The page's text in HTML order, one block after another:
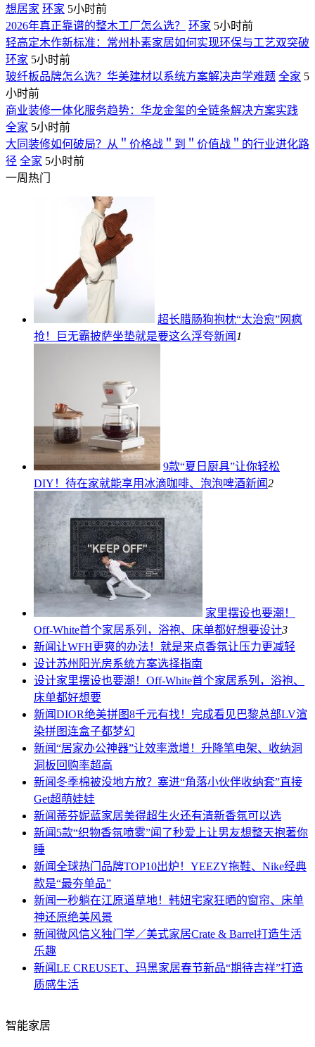
想居家 环家 5小时前
2026年真正靠谱的整木工厂怎么选？
环家 5小时前
轻高定木作新标准：常州朴素家居如何实现环保与工艺双突破
环家 5小时前
玻纤板品牌怎么选？华美建材以系统方案解决声学难题 全家 5
小时前
商业装修一体化服务趋势：华龙金玺的全链条解决方案实践
全家 5小时前
大同装修如何破局？从＂价格战＂到＂价值战＂的行业进化路
径 全家 5小时前
一周热门
超长腊肠狗抱枕“太治愈”网疯
抢！巨无霸披萨坐垫就是要这么浮夸新闻 1
9款“夏日厨具”让你轻松
DIY！待在家就能享用冰滴咖啡、泡泡啤酒新闻2
家里摆设也要潮！
Off-White首个家居系列，浴袍、床单都好想要设计3
新闻让WFH更爽的办法！就是来点香氛让压力更减轻
设计苏州阳光房系统方案选择指南
设计家里摆设也要潮！Off-White首个家居系列，浴袍、
床单都好想要
新闻DIOR绝美拼图8千元有找！完成看见巴黎总部LV渲
染拼图连盒子都梦幻
新闻“居家办公神器”让效率激增！升降笔电架、收纳洞
洞板回购率超高
新闻 冬季棉被没地方放？塞进“角落小伙伴收纳套”直接
Get超萌娃娃
新闻 蒂芬妮蓝家居美得超生火还有清新香氛可以选
新闻 5款“织物香氛喷雾”闻了秒爱上让男友想整天抱著你
睡
新闻全球热门品牌TOP10出炉！YEEZY拖鞋、Nike经典
款是“最夯单品”
新闻一秒躺在江原道草地！韩妞宅家狂晒的窗帘、床单
神还原绝美风景
新闻微风信义独门学／美式家居Crate & Barrel打造生活
乐趣
新闻LE CREUSET、玛黑家居春节新品“期待吉祥”打造
质感生活
智能家居